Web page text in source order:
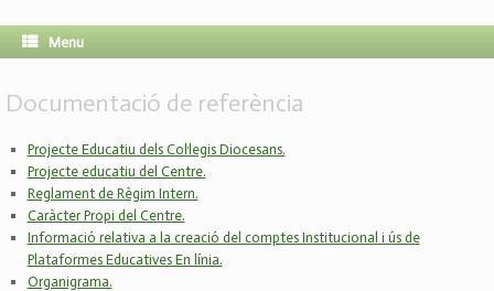
Menu
Documentació de referència
Projecte Educatiu dels Col·legis Diocesans.
Projecte educatiu del Centre.
Reglament de Règim Intern.
Caràcter Propi del Centre.
Informació relativa a la creació del comptes Institucional i ús de
Plataformes Educatives En línia.
Organigrama.